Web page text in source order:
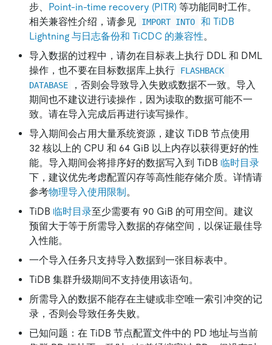
步、 Point-in-time recovery (PITR) 等功能同时工作。
相关兼容性介绍，请参见
IMPORT INTO
和 TiDB
Lightning 与日志备份和 TiCDC 的兼容性。
导入数据的过程中，请勿在目标表上执行 DDL 和 DML
操作，也不要在目标数据库上执行
FLASHBACK
DATABASE
，否则会导致导入失败或数据不一致。导入
期间也不建议进行读操作，因为读取的数据可能不一
致。请在导入完成后再进行读写操作。
导入期间会占用大量系统资源，建议 TiDB 节点使用
32 核以上的 CPU 和 64 GiB 以上内存以获得更好的性
能。导入期间会将排序好的数据写入到 TiDB 临时目录
下，建议优先考虑配置闪存等高性能存储介质。详情请
参考物理导入使用限制。
TiDB 临时目录至少需要有 90 GiB 的可用空间。建议
预留大于等于所需导入数据的存储空间，以保证最佳导
入性能。
一个导入任务只支持导入数据到一张目标表中。
TiDB 集群升级期间不支持使用该语句。
所需导入的数据不能存在主键或非空唯一索引冲突的记
录，否则会导致任务失败。
已知问题：在 TiDB 节点配置文件中的 PD 地址与当前